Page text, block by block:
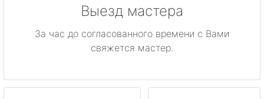
Выезд мастера
За час до согласованного времени с Вами
свяжется мастер.